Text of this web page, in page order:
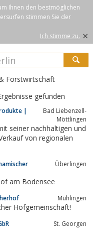
Ihnen den bestmöglichen
stimmen Sie der
Ich stimme zu. ×
Forstwirtschaft
gefunden
|
Bad Liebenzell-
Möttlingen
seiner nachhaltigen und
von regionalen
Überlingen
am Bodensee
Mühlingen
Hofgemeinschaft!
St. Georgen